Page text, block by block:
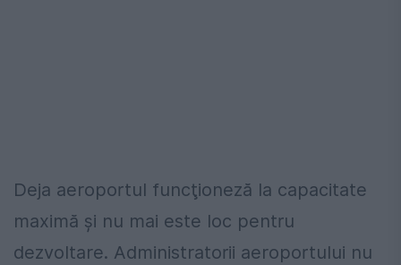
Deja aeroportul funcţioneză la capacitate
maximă şi nu mai este loc pentru
dezvoltare. Administratorii aeroportului nu